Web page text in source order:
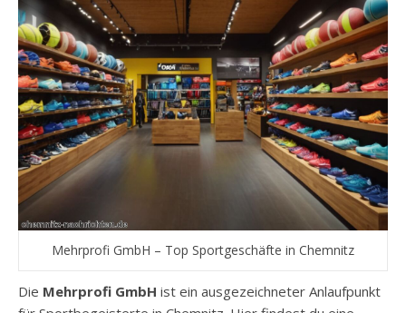
Mehrprofi GmbH – Top Sportgeschäfte in Chemnitz
Die Mehrprofi GmbH ist ein ausgezeichneter Anlaufpunkt